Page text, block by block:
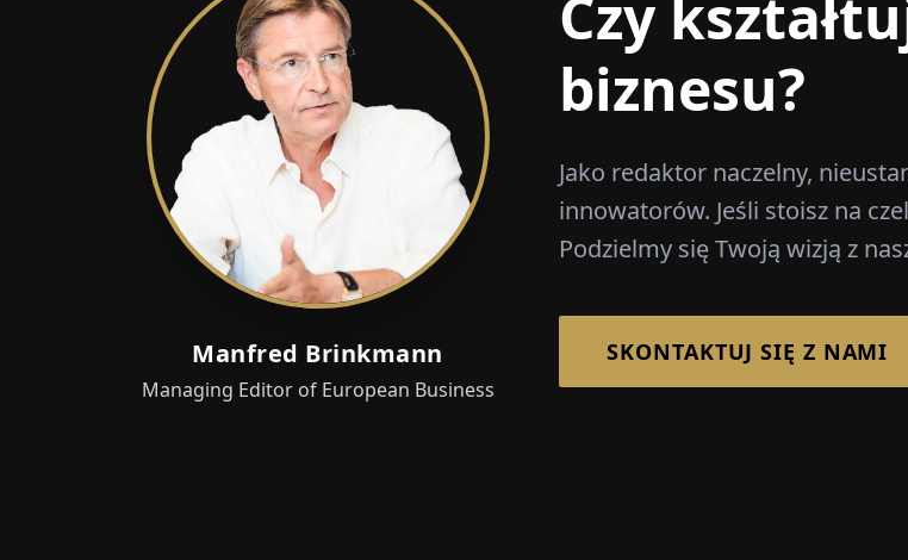
Manfred Brinkmann
Managing Editor of European Business
Czy
biznesu?
Jako redaktor naczelny,
innowatorów. Jeśli stoisz na
Podzielmy się Twoją wizją z
SKONTAKTUJ SIĘ Z NAMI